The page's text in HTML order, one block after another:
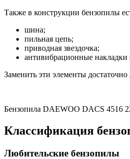
Также в конструкции бензопилы
шина;
пильная цепь;
приводная звездочка;
антивибрационные накладки
Заменить эти элементы
Бензопила DAEWOO DACS 4516
Классификация
Любительские бензопилы